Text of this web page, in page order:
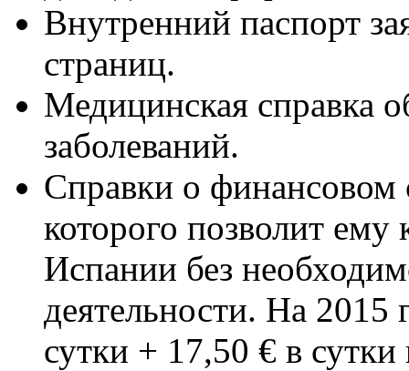
Внутренний паспорт
страниц.
Медицинская справка
заболеваний.
Справки о финансовом
которого позволит
Испании без
деятельности. На 2015
сутки + 17,50 € в